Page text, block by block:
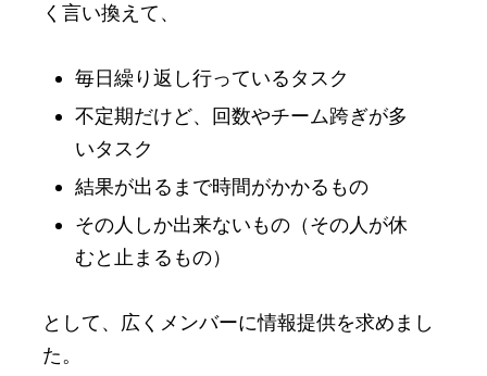
く言い換えて、
毎日繰り返し行っているタスク
不定期だけど、回数やチーム跨ぎが多
いタスク
結果が出るまで時間がかかるもの
その人しか出来ないもの（その人が休
むと止まるもの）
として、広くメンバーに情報提供を求めまし
た。